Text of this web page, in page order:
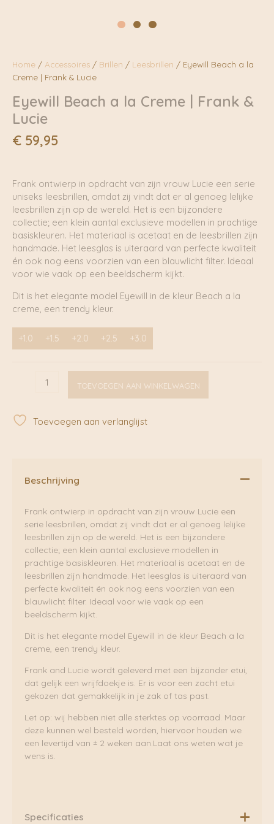
Home / Accessoires / Brillen / Leesbrillen / Eyewill Beach a la
Creme | Frank & Lucie
Eyewill Beach a la Creme | Frank &
Lucie
€ 59,95
Frank ontwierp in opdracht van zijn vrouw Lucie een serie
uniseks leesbrillen, omdat zij vindt dat er al genoeg lelijke
leesbrillen zijn op de wereld. Het is een bijzondere
collectie; een klein aantal exclusieve modellen in prachtige
basiskleuren. Het materiaal is acetaat en de leesbrillen zijn
handmade. Het leesglas is uiteraard van perfecte kwaliteit
én ook nog eens voorzien van een blauwlicht filter. Ideaal
voor wie vaak op een beeldscherm kijkt.
Dit is het elegante model Eyewill in de kleur Beach a la
creme, een trendy kleur.
+1.0 +1.5 +2.0 +2.5 +3.0
la
Creme
Lucie
TOEVOEGEN AAN WINKELWAGEN
Toevoegen aan verlanglijst
Beschrijving
Frank ontwierp in opdracht van zijn vrouw Lucie een
serie leesbrillen, omdat zij vindt dat er al genoeg lelijke
leesbrillen zijn op de wereld. Het is een bijzondere
collectie; een klein aantal exclusieve modellen in
prachtige basiskleuren. Het materiaal is acetaat en de
leesbrillen zijn handmade. Het leesglas is uiteraard van
perfecte kwaliteit én ook nog eens voorzien van een
blauwlicht filter. Ideaal voor wie vaak op een
beeldscherm kijkt.
Dit is het elegante model Eyewill in de kleur Beach a la
creme, een trendy kleur.
Frank and Lucie wordt geleverd met een bijzonder etui,
dat gelijk een wrijfdoekje is. Er is voor een zacht etui
gekozen dat gemakkelijk in je zak of tas past.
Let op: wij hebben niet alle sterktes op voorraad. Maar
deze kunnen wel besteld worden, hiervoor houden we
een levertijd van ± 2 weken aan.Laat ons weten wat je
wens is.
Specificaties